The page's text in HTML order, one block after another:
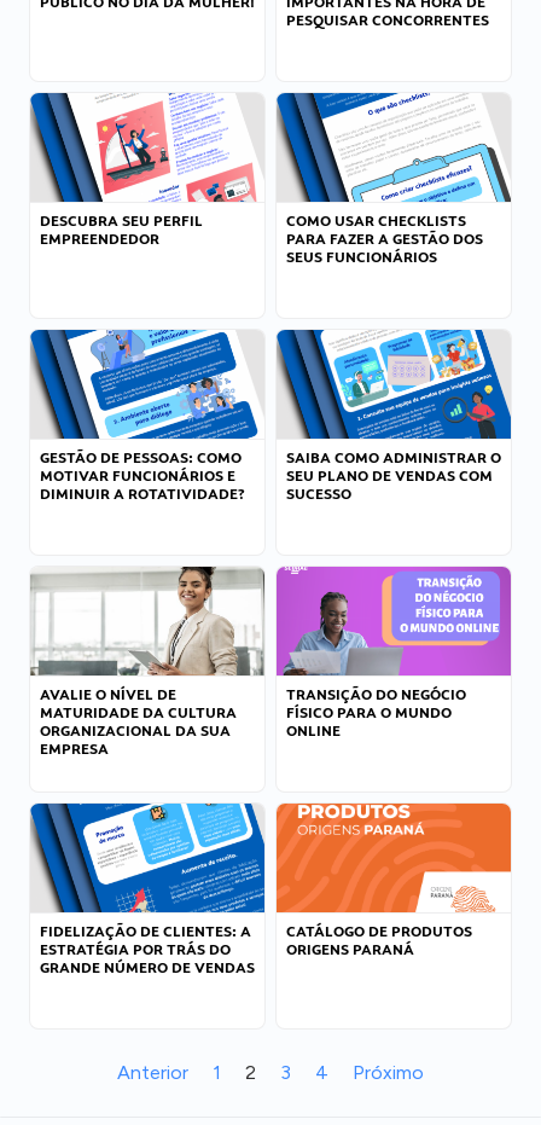
PESQUISAR CONCORRENTES
DESCUBRA SEU PERFIL
EMPREENDEDOR
COMO USAR CHECKLISTS
PARA FAZER A GESTÃO DOS
SEUS FUNCIONÁRIOS
GESTÃO DE PESSOAS: COMO
MOTIVAR FUNCIONÁRIOS E
DIMINUIR A ROTATIVIDADE?
SAIBA COMO ADMINISTRAR O
SEU PLANO DE VENDAS COM
SUCESSO
AVALIE O NÍVEL DE
MATURIDADE DA CULTURA
ORGANIZACIONAL DA SUA
EMPRESA
TRANSIÇÃO DO NEGÓCIO
FÍSICO PARA O MUNDO
ONLINE
FIDELIZAÇÃO DE CLIENTES: A
ESTRATÉGIA POR TRÁS DO
GRANDE NÚMERO DE VENDAS
CATÁLOGO DE PRODUTOS
ORIGENS PARANÁ
Anterior 1 2 3 4 Próximo